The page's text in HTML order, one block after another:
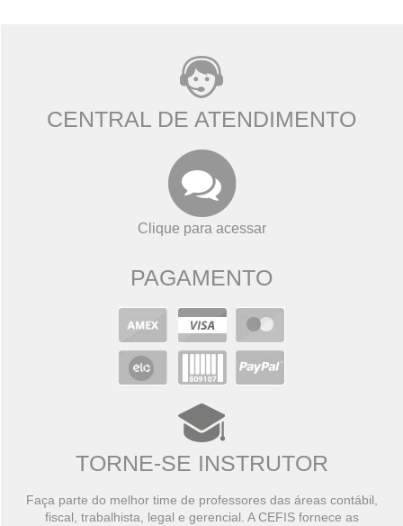
CENTRAL DE ATENDIMENTO
Clique para acessar
PAGAMENTO
TORNE-SE INSTRUTOR
Faça parte do melhor time de professores das áreas contábil,
fiscal, trabalhista, legal e gerencial. A CEFIS fornece as